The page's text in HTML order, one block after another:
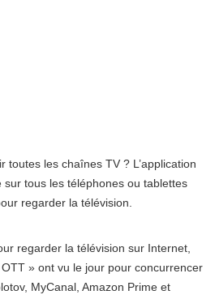
toutes les chaînes TV ? L’application
tous les téléphones ou tablettes
regarder la télévision.
regarder la télévision sur Internet,
» ont vu le jour pour concurrencer
MyCanal, Amazon Prime et